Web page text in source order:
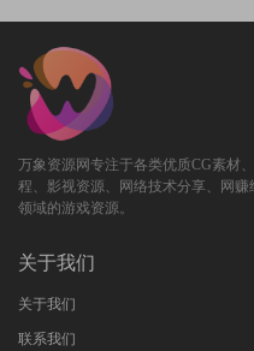
* 修复了在曲线编辑
菜单不显示的问题。
* 使按住 Option 键并
滑节点和硬节点之间
新增
于 Phase Plant
The v2 update is focused
万象资源网专注于各类优质CG素材
程、影视资源、网络技术分享、网
领域的游戏资源。
关于我们
关于我们
联系我们